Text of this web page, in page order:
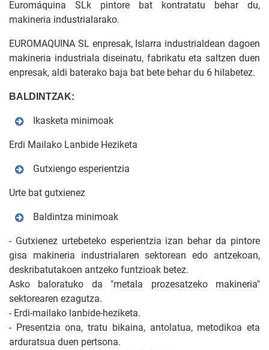
Euromáquina SLk pintore bat kontratatu behar du,
makineria industrialarako.
EUROMAQUINA SL enpresak, Islarra industrialdean dagoen
makineria industriala diseinatu, fabrikatu eta saltzen duen
enpresak, aldi baterako baja bat bete behar du 6 hilabetez.
BALDINTZAK:
Ikasketa minimoak
Erdi Mailako Lanbide Heziketa
Gutxiengo esperientzia
Urte bat gutxienez
Baldintza minimoak
- Gutxienez urtebeteko esperientzia izan behar da pintore
gisa makineria industrialaren sektorean edo antzekoan,
deskribatutakoen antzeko funtzioak betez.
Asko baloratuko da "metala prozesatzeko makineria"
sektorearen ezagutza.
- Erdi-mailako lanbide-heziketa.
- Presentzia ona, tratu bikaina, antolatua, metodikoa eta
arduratsua duen pertsona.